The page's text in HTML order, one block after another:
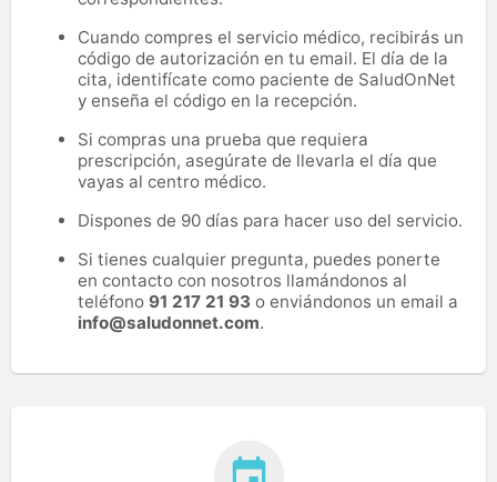
Cuando compres el servicio médico, recibirás un
código de autorización en tu email. El día de la
cita, identifícate como paciente de SaludOnNet
y enseña el código en la recepción.
Si compras una prueba que requiera
prescripción, asegúrate de llevarla el día que
vayas al centro médico.
Dispones de 90 días para hacer uso del servicio.
Si tienes cualquier pregunta, puedes ponerte
en contacto con nosotros llamándonos al
teléfono 91 217 21 93 o enviándonos un email a
info@saludonnet.com.